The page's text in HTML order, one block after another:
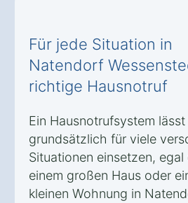
Für jede Situation in
Natendorf
richtige Hausnotruf
Ein Hausnotrufsystem lässt
grundsätzlich für viele
Situationen einsetzen, egal
einem großen Haus oder
kleinen Wohnung in